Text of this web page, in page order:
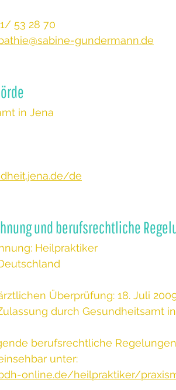
53 28 70
gundermann.de
in Jena
de
und berufsrechtliche
Heilpraktiker
Überprüfung: 18. Juli
durch Gesundheitsamt
berufsrechtliche
unter:
online.de/heilpraktiker/